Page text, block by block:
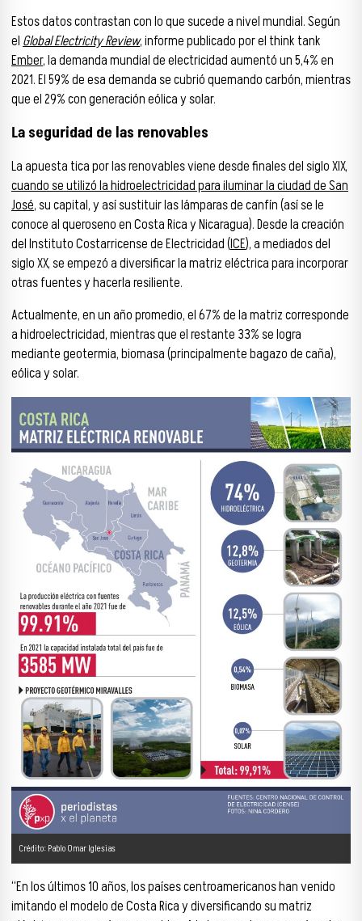
Estos datos contrastan con lo que sucede a nivel mundial. Según
elGlobal Electricity Review, informe publicado por el think tank
Ember, la demanda mundial de electricidad aumentó un 5,4% en
2021. El 59% de esa demanda se cubrió quemando carbón, mientras
que el 29% con generación eólica y solar.
La seguridad de las renovables
La apuesta tica por las renovables viene desde finales del siglo XIX,
cuando se utilizó la hidroelectricidad para iluminar la ciudad de San
José, su capital, y así sustituir las lámparas de canfín (así se le
conoce al queroseno en Costa Rica y Nicaragua). Desde la creación
del Instituto Costarricense de Electricidad (ICE), a mediados del
siglo XX, se empezó a diversificar la matriz eléctrica para incorporar
otras fuentes y hacerla resiliente.
Actualmente, en un año promedio, el 67% de la matriz corresponde
a hidroelectricidad, mientras que el restante 33% se logra
mediante geotermia, biomasa (principalmente bagazo de caña),
eólica y solar.
Crédito: Pablo Omar Iglesias
“En los últimos 10 años, los países centroamericanos han venido
imitando el modelo de Costa Rica y diversificando su matriz